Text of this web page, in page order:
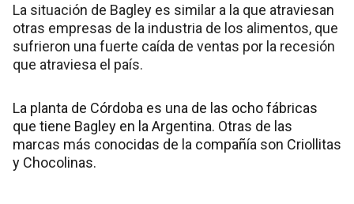
La situación de Bagley es similar a la que atraviesan
otras empresas de la industria de los alimentos, que
sufrieron una fuerte caída de ventas por la recesión
que atraviesa el país.
La planta de Córdoba es una de las ocho fábricas
que tiene Bagley en la Argentina. Otras de las
marcas más conocidas de la compañía son Criollitas
y Chocolinas.